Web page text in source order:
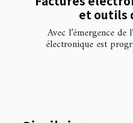
et outils
Avec l’émergence
électronique est